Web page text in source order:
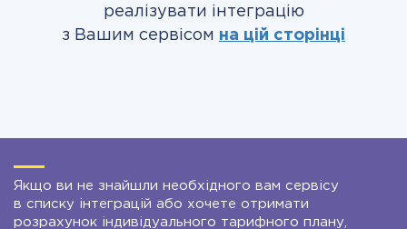
реалізувати інтеграцію
з Вашим сервісом на цій сторінці
Якщо ви не знайшли необхідного вам сервісу
в списку інтеграцій або хочете отримати
розрахунок індивідуального тарифного плану,